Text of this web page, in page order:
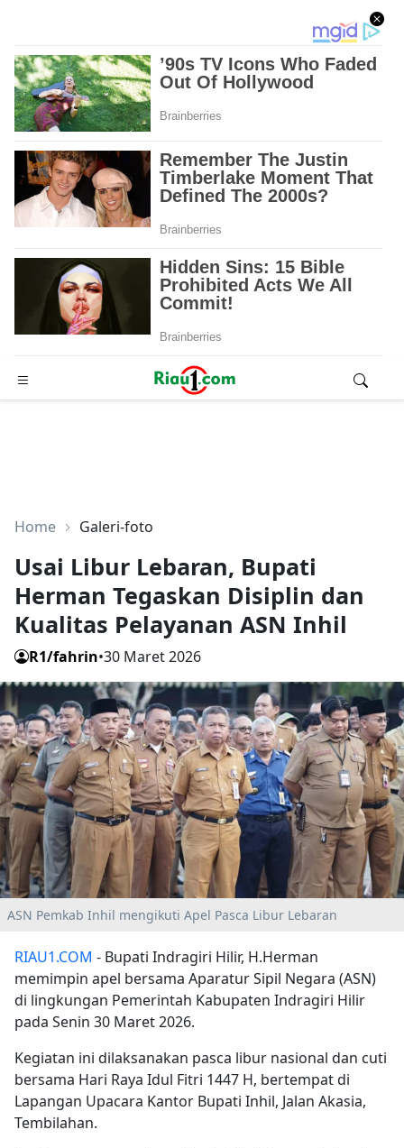
Advertisement
Home Galeri-foto
Usai Libur Lebaran, Bupati
Herman Tegaskan Disiplin dan
Kualitas Pelayanan ASN Inhil
R1/fahrin•30 Maret 2026
ASN Pemkab Inhil mengikuti Apel Pasca Libur Lebaran
RIAU1.COM - Bupati Indragiri Hilir, H.Herman
memimpin apel bersama Aparatur Sipil Negara (ASN)
di lingkungan Pemerintah Kabupaten Indragiri Hilir
pada Senin 30 Maret 2026.
Kegiatan ini dilaksanakan pasca libur nasional dan cuti
bersama Hari Raya Idul Fitri 1447 H, bertempat di
Lapangan Upacara Kantor Bupati Inhil, Jalan Akasia,
Tembilahan.